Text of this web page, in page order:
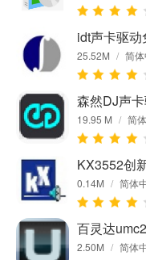
idt声卡驱动
25.52M / 简
森然DJ声
19.95 M / 简
KX3552创
0.14M / 简体
百灵达
2.50M / 简体